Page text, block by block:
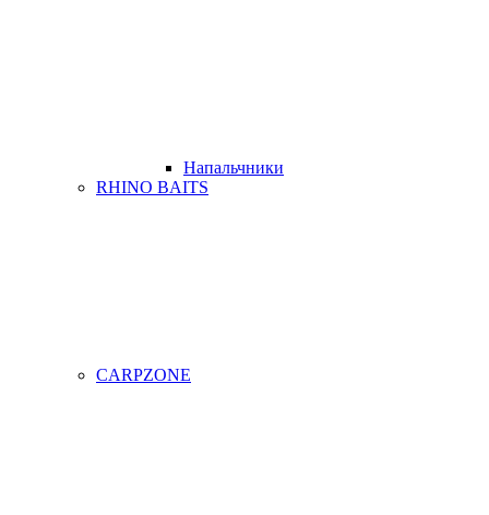
Напальчники
RHINO BAITS
CARPZONE